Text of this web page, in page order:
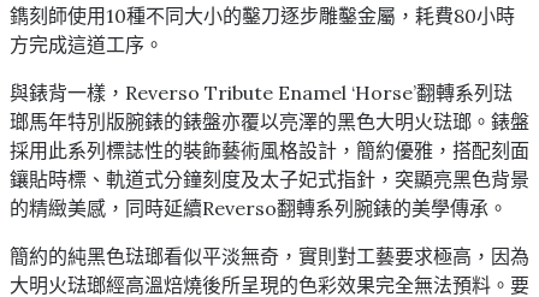
鐫刻師使用10種不同大小的鑿刀逐步雕鑿金屬，耗費80小時
方完成這道工序。
與錶背一樣，Reverso Tribute Enamel ‘Horse’翻轉系列琺
瑯馬年特別版腕錶的錶盤亦覆以亮澤的黑色大明火琺瑯。錶盤
採用此系列標誌性的裝飾藝術風格設計，簡約優雅，搭配刻面
鑲貼時標、軌道式分鐘刻度及太子妃式指針，突顯亮黑色背景
的精緻美感，同時延續Reverso翻轉系列腕錶的美學傳承。
簡約的純黑色琺瑯看似平淡無奇，實則對工藝要求極高，因為
大明火琺瑯經高溫焙燒後所呈現的色彩效果完全無法預料。要